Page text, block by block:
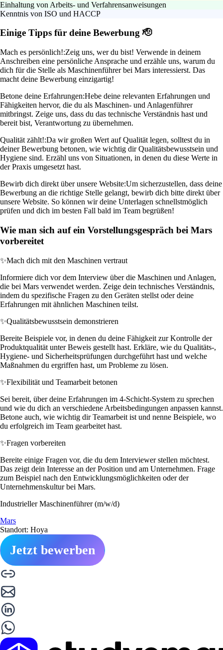
Einhaltung von Arbeits- und Verfahrensanweisungen
Kenntnis von ISO und HACCP
Einige Tipps für deine Bewerbung 🫡
Mach es persönlich!:Zeig uns, wer du bist! Verwende in deinem
Anschreiben eine persönliche Ansprache und erzähle uns, warum du
dich für die Stelle als Maschinenführer bei Mars interessierst. Das
macht deine Bewerbung einzigartig!
Betone deine Erfahrungen:Hebe deine relevanten Erfahrungen und
Fähigkeiten hervor, die du als Maschinen- und Anlagenführer
mitbringst. Zeige uns, dass du das technische Verständnis hast und
bereit bist, Verantwortung zu übernehmen.
Qualität zählt!:Da wir großen Wert auf Qualität legen, solltest du in
deiner Bewerbung betonen, wie wichtig dir Qualitätsbewusstsein und
Hygiene sind. Erzähl uns von Situationen, in denen du diese Werte in
der Praxis umgesetzt hast.
Bewirb dich direkt über unsere Website:Um sicherzustellen, dass deine
Bewerbung an die richtige Stelle gelangt, bewirb dich bitte direkt über
unsere Website. So können wir deine Unterlagen schnellstmöglich
prüfen und dich im besten Fall bald im Team begrüßen!
Wie man sich auf ein Vorstellungsgespräch bei Mars
vorbereitet
✨Mach dich mit den Maschinen vertraut
Informiere dich vor dem Interview über die Maschinen und Anlagen,
die bei Mars verwendet werden. Zeige dein technisches Verständnis,
indem du spezifische Fragen zu den Geräten stellst oder deine
Erfahrungen mit ähnlichen Maschinen teilst.
✨Qualitätsbewusstsein demonstrieren
Bereite Beispiele vor, in denen du deine Fähigkeit zur Kontrolle der
Produktqualität unter Beweis gestellt hast. Erkläre, wie du Qualitäts-,
Hygiene- und Sicherheitsprüfungen durchgeführt hast und welche
Maßnahmen du ergriffen hast, um Probleme zu lösen.
✨Flexibilität und Teamarbeit betonen
Sei bereit, über deine Erfahrungen im 4-Schicht-System zu sprechen
und wie du dich an verschiedene Arbeitsbedingungen anpassen kannst.
Betone auch, wie wichtig dir Teamarbeit ist und nenne Beispiele, wo
du erfolgreich im Team gearbeitet hast.
✨Fragen vorbereiten
Bereite einige Fragen vor, die du dem Interviewer stellen möchtest.
Das zeigt dein Interesse an der Position und am Unternehmen. Frage
zum Beispiel nach den Entwicklungsmöglichkeiten oder der
Unternehmenskultur bei Mars.
Industrieller Maschinenführer (m/w/d)
Mars
Standort: Hoya
Jetzt bewerben